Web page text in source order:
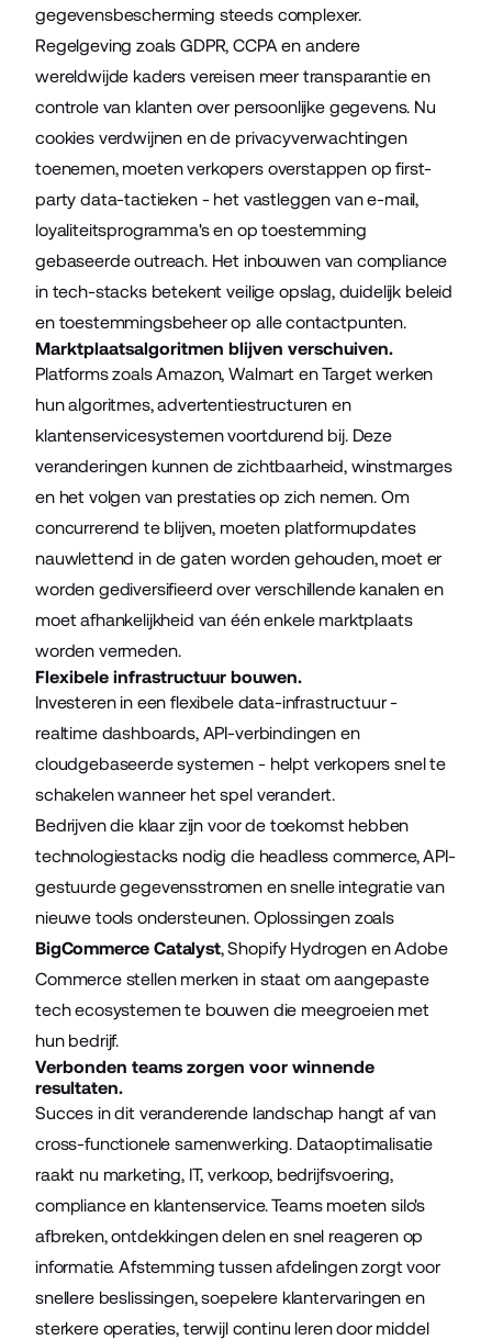
gegevensbescherming steeds complexer.
Regelgeving zoals GDPR, CCPA en andere
wereldwijde kaders vereisen meer transparantie en
controle van klanten over persoonlijke gegevens. Nu
cookies verdwijnen en de privacyverwachtingen
toenemen, moeten verkopers overstappen op first-
party data-tactieken - het vastleggen van e-mail,
loyaliteitsprogramma's en op toestemming
gebaseerde outreach. Het inbouwen van compliance
in tech-stacks betekent veilige opslag, duidelijk beleid
en toestemmingsbeheer op alle contactpunten.
Marktplaatsalgoritmen blijven verschuiven.
Platforms zoals Amazon, Walmart en Target werken
hun algoritmes, advertentiestructuren en
klantenservicesystemen voortdurend bij. Deze
veranderingen kunnen de zichtbaarheid, winstmarges
en het volgen van prestaties op zich nemen. Om
concurrerend te blijven, moeten platformupdates
nauwlettend in de gaten worden gehouden, moet er
worden gediversifieerd over verschillende kanalen en
moet afhankelijkheid van één enkele marktplaats
worden vermeden.
Flexibele infrastructuur bouwen.
Investeren in een flexibele data-infrastructuur -
realtime dashboards, API-verbindingen en
cloudgebaseerde systemen - helpt verkopers snel te
schakelen wanneer het spel verandert.
Bedrijven die klaar zijn voor de toekomst hebben
technologiestacks nodig die headless commerce, API-
gestuurde gegevensstromen en snelle integratie van
nieuwe tools ondersteunen. Oplossingen zoals
BigCommerce Catalyst, Shopify Hydrogen en Adobe
Commerce stellen merken in staat om aangepaste
tech ecosystemen te bouwen die meegroeien met
hun bedrijf.
Verbonden teams zorgen voor winnende
resultaten.
Succes in dit veranderende landschap hangt af van
cross-functionele samenwerking. Dataoptimalisatie
raakt nu marketing, IT, verkoop, bedrijfsvoering,
compliance en klantenservice. Teams moeten silo's
afbreken, ontdekkingen delen en snel reageren op
informatie. Afstemming tussen afdelingen zorgt voor
snellere beslissingen, soepelere klantervaringen en
sterkere operaties, terwijl continu leren door middel